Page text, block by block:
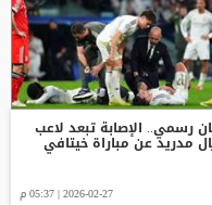
رسمي.. الإصابة تبعد لاعب
مدريد عن مباراة خيتافي
2026-02-27 | 05:37 م